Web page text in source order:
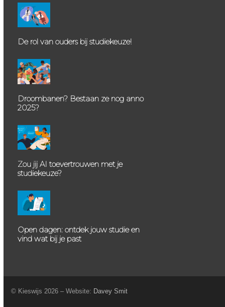
De rol van ouders bij studiekeuze!
Droombanen? Bestaan ze nog anno
2025?
Zou jij AI toevertrouwen met je
studiekeuze?
Open dagen: ontdek jouw studie en
vind wat bij je past
© Kieswijs 2026 – Website: Davey Smit